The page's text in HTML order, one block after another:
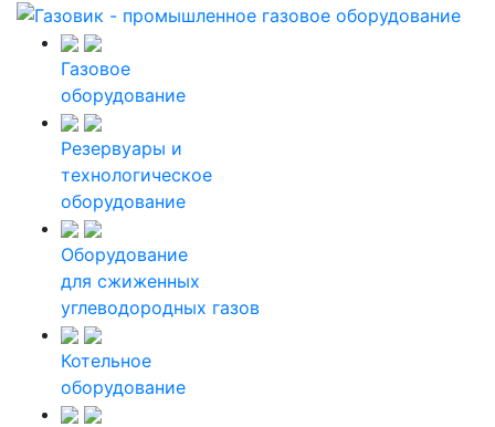
Газовое
оборудование
Резервуары и
технологическое
оборудование
Оборудование
для сжиженных
углеводородных газов
Котельное
оборудование